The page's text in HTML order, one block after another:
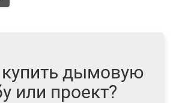
купить дымовую
или проект?